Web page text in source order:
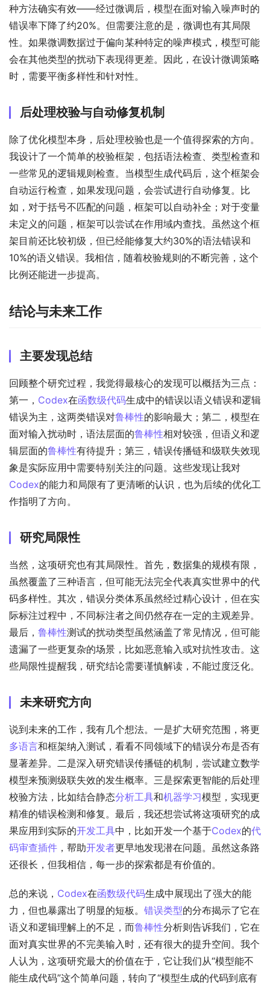
种方法确实有效——经过微调后，模型在面对输入噪声时的
错误率下降了约20%。但需要注意的是，微调也有其局限
性。如果微调数据过于偏向某种特定的噪声模式，模型可能
会在其他类型的扰动下表现得更差。因此，在设计微调策略
时，需要平衡多样性和针对性。
后处理校验与自动修复机制
除了优化模型本身，后处理校验也是一个值得探索的方向。
我设计了一个简单的校验框架，包括语法检查、类型检查和
一些常见的逻辑规则检查。当模型生成代码后，这个框架会
自动运行检查，如果发现问题，会尝试进行自动修复。比
如，对于括号不匹配的问题，框架可以自动补全；对于变量
未定义的问题，框架可以尝试在作用域内查找。虽然这个框
架目前还比较初级，但已经能修复大约30%的语法错误和
10%的语义错误。我相信，随着校验规则的不断完善，这个
比例还能进一步提高。
结论与未来工作
主要发现总结
回顾整个研究过程，我觉得最核心的发现可以概括为三点：
第一， Codex在函数级代码生成中的错误以语义错误和逻辑
错误为主，这两类错误对鲁棒性的影响最大；第二，模型在
面对输入扰动时，语法层面的鲁棒性相对较强，但语义和逻
辑层面的鲁棒性有待提升；第三，错误传播链和级联失效现
象是实际应用中需要特别关注的问题。这些发现让我对
Codex的能力和局限有了更清晰的认识，也为后续的优化工
作指明了方向。
研究局限性
当然，这项研究也有其局限性。首先，数据集的规模有限，
虽然覆盖了三种语言，但可能无法完全代表真实世界中的代
码多样性。其次，错误分类体系虽然经过精心设计，但在实
际标注过程中，不同标注者之间仍然存在一定的主观差异。
最后， 鲁棒性测试的扰动类型虽然涵盖了常见情况，但可能
遗漏了一些更复杂的场景，比如恶意输入或对抗性攻击。这
些局限性提醒我，研究结论需要谨慎解读，不能过度泛化。
未来研究方向
说到未来的工作，我有几个想法。一是扩大研究范围，将更
多语言和框架纳入测试，看看不同领域下的错误分布是否有
显著差异。二是深入研究错误传播链的机制，尝试建立数学
模型来预测级联失效的发生概率。三是探索更智能的后处理
校验方法，比如结合静态分析工具和机器学习模型，实现更
精准的错误检测和修复。最后，我还想尝试将这项研究的成
果应用到实际的开发工具中，比如开发一个基于Codex的代
码审查插件 ，帮助开发者更早地发现潜在问题。虽然这条路
还很长，但我相信，每一步的探索都是有价值的。
总的来说， Codex在函数级代码生成中展现出了强大的能
力，但也暴露出了明显的短板。 错误类型的分布揭示了它在
语义和逻辑理解上的不足，而鲁棒性分析则告诉我们，它在
面对真实世界的不完美输入时，还有很大的提升空间。我个
人认为，这项研究最大的价值在于，它让我们从“模型能不
能生成代码”这个简单问题，转向了“模型生成的代码到底有